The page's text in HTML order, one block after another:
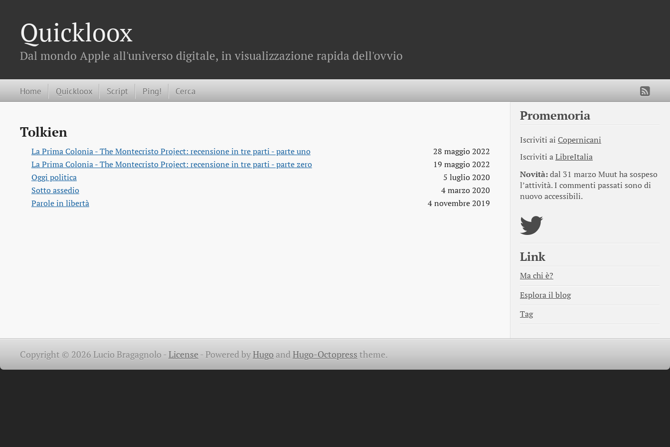
Quickloox
Dal mondo Apple all'universo digitale, in visualizzazione rapida dell'ovvio
Home Quickloox Script Ping! Cerca
Tolkien
La Prima Colonia - The Montecristo Project: recensione in tre parti - parte uno
28 maggio 2022
La Prima Colonia - The Montecristo Project: recensione in tre parti - parte zero
19 maggio 2022
Oggi politica
5 luglio 2020
Sotto assedio
4 marzo 2020
Parole in libertà
4 novembre 2019
Promemoria
Iscriviti ai Copernicani
Iscriviti aLibreItalia
Novità:dal 31 marzo Muut ha sospeso
l’attività. I commenti passati sono di
nuovo accessibili.
Link
Ma chi è?
Esplora il blog
Tag
Copyright © 2026 Lucio Bragagnolo -License -Powered byHugoandHugo-Octopress theme.